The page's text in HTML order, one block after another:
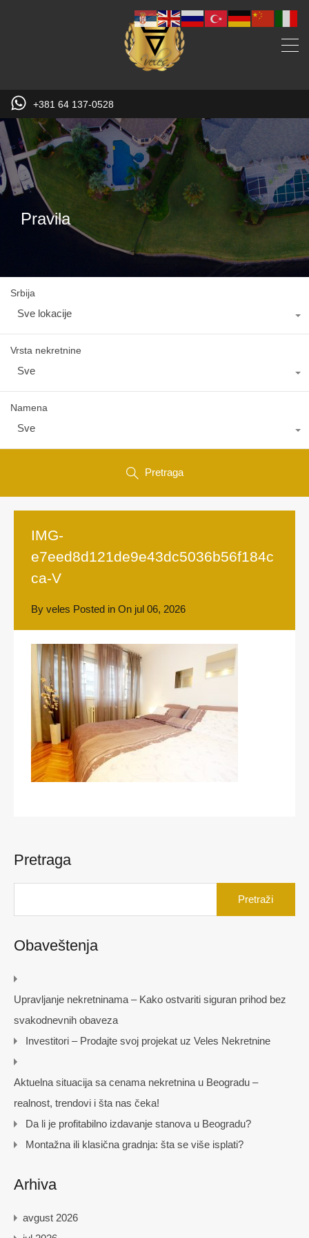
+381 64 137-0528
Pravila
Srbija
Sve lokacije
Vrsta nekretnine
Sve
Namena
Sve
Pretraga
IMG-
e7eed8d121de9e43dc5036b56f184c
ca-V
By veles Posted in On jul 06, 2026
Pretraga
Obaveštenja
Upravljanje nekretninama – Kako ostvariti siguran prihod bez
svakodnevnih obaveza
Investitori – Prodajte svoj projekat uz Veles Nekretnine
Aktuelna situacija sa cenama nekretnina u Beogradu –
realnost, trendovi i šta nas čeka!
Da li je profitabilno izdavanje stanova u Beogradu?
Montažna ili klasična gradnja: šta se više isplati?
Arhiva
avgust 2026